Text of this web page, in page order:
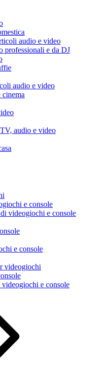
audio e video
professionali e da DJ
audio e video
audio e video
e console
videogiochi e console
e console
videogiochi
e console